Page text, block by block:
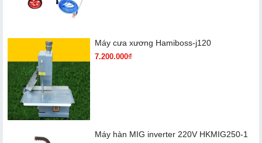
Máy cưa xương Hamiboss-j120
7.200.000₫
Máy hàn MIG inverter 220V HKMIG250-1